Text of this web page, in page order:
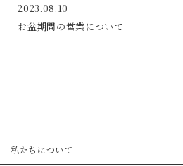
2023.08.10
お盆期間の営業について
私たちについて